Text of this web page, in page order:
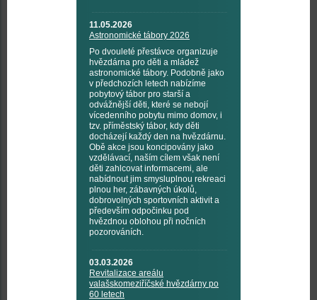
11.05.2026
Astronomické tábory 2026
Po dvouleté přestávce organizuje
hvězdárna pro děti a mládež
astronomické tábory. Podobně jako
v předchozích letech nabízíme
pobytový tábor pro starší a
odvážnější děti, které se nebojí
vícedenního pobytu mimo domov, i
tzv. příměstský tábor, kdy děti
docházejí každý den na hvězdárnu.
Obě akce jsou koncipovány jako
vzdělávací, naším cílem však není
děti zahlcovat informacemi, ale
nabídnout jim smysluplnou rekreaci
plnou her, zábavných úkolů,
dobrovolných sportovních aktivit a
především odpočinku pod
hvězdnou oblohou při nočních
pozorováních.
03.03.2026
Revitalizace areálu
valašskomeziříčské hvězdárny po
60 letech